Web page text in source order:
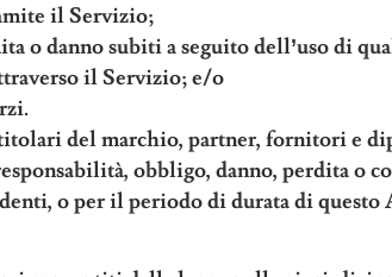
il Servizio;
o danno subiti a seguito dell’uso di
il Servizio; e/o
del marchio, partner, fornitori e
obbligo, danno, perdita o
o per il periodo di durata di